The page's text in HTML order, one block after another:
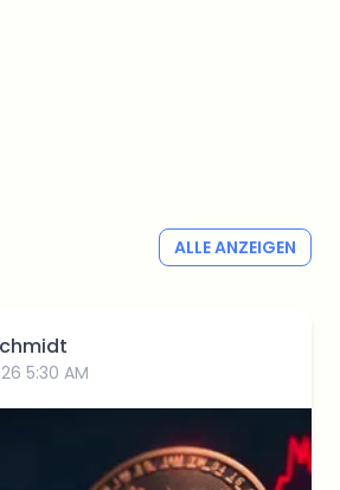
ALLE ANZEIGEN
5:30 AM